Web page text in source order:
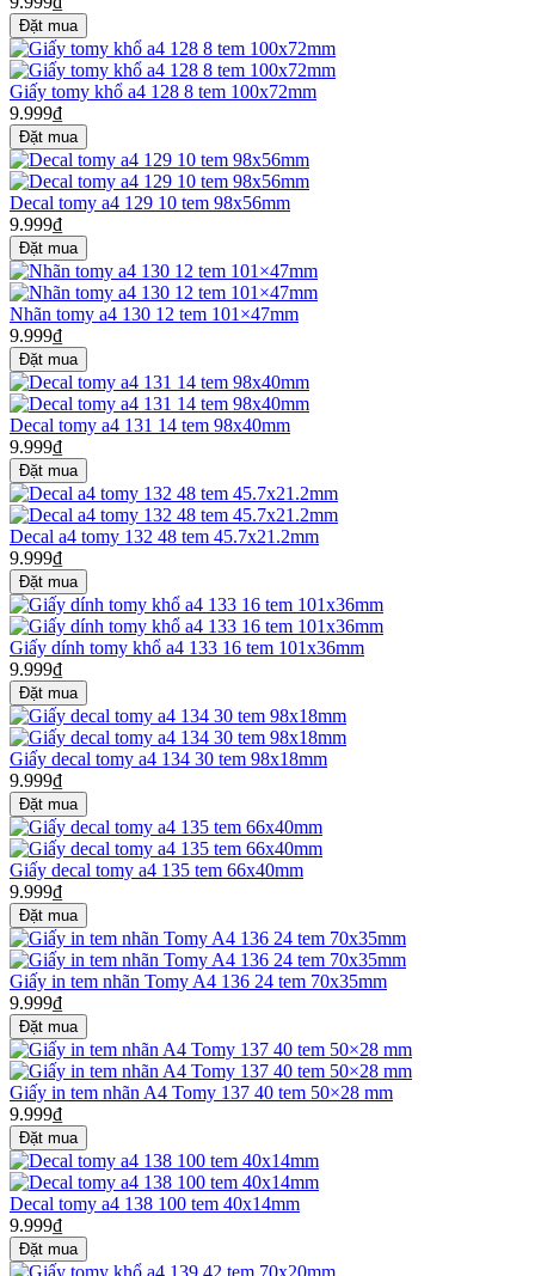
Giấy tomy khổ a4 128 8 tem 100x72mm
9.999₫
Decal tomy a4 129 10 tem 98x56mm
9.999₫
Nhãn tomy a4 130 12 tem 101×47mm
9.999₫
Decal tomy a4 131 14 tem 98x40mm
9.999₫
Decal a4 tomy 132 48 tem 45.7x21.2mm
9.999₫
Giấy dính tomy khổ a4 133 16 tem 101x36mm
9.999₫
Giấy decal tomy a4 134 30 tem 98x18mm
9.999₫
Giấy decal tomy a4 135 tem 66x40mm
9.999₫
Giấy in tem nhãn Tomy A4 136 24 tem 70x35mm
9.999₫
Giấy in tem nhãn A4 Tomy 137 40 tem 50×28 mm
9.999₫
Decal tomy a4 138 100 tem 40x14mm
9.999₫